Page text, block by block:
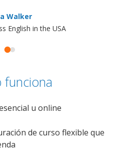
Walker
English in the USA
funciona
u online
de curso flexible que